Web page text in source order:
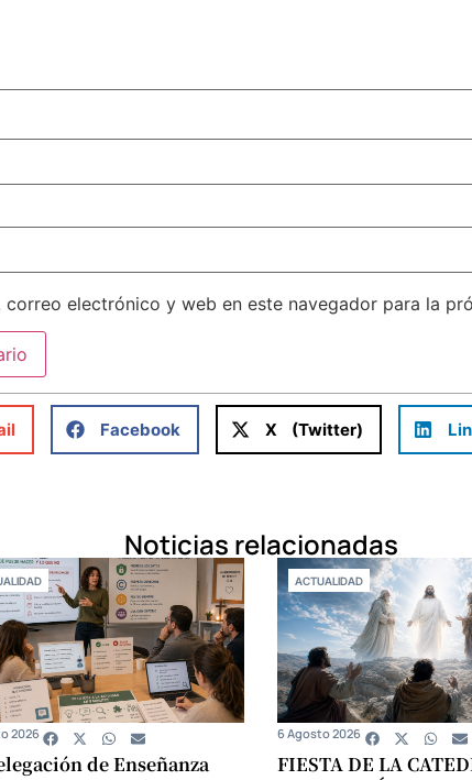
correo electrónico y web en este navegador para la
Facebook X (Twitter)
Noticias relacionadas
de Enseñanza
2026
ACTUALIDAD
FIESTA DE LA
6 Agosto 2026